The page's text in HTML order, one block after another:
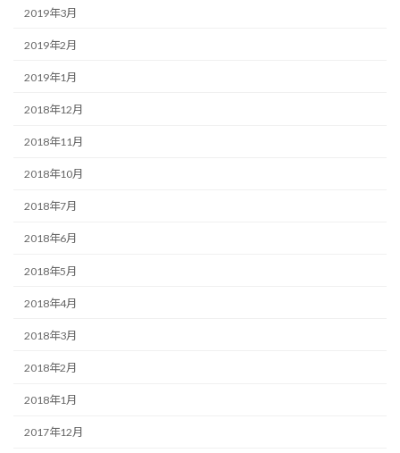
2019年3月
2019年2月
2019年1月
2018年12月
2018年11月
2018年10月
2018年7月
2018年6月
2018年5月
2018年4月
2018年3月
2018年2月
2018年1月
2017年12月